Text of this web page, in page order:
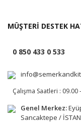
MÜŞTERİ DESTEK
0 850 433 0 533
Çalışma Saatleri : 09.00
Genel Merkez:
Sancaktepe /